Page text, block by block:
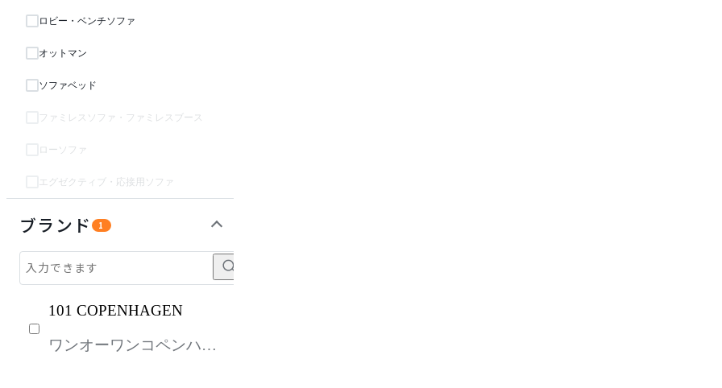
ロビー・ベンチソファ
オットマン
ソファベッド
ファミレスソファ・ファミレスブース
ローソファ
エグゼクティブ・応接用ソファ
ブランド 1
101 COPENHAGEN
ワンオーワンコペンハー